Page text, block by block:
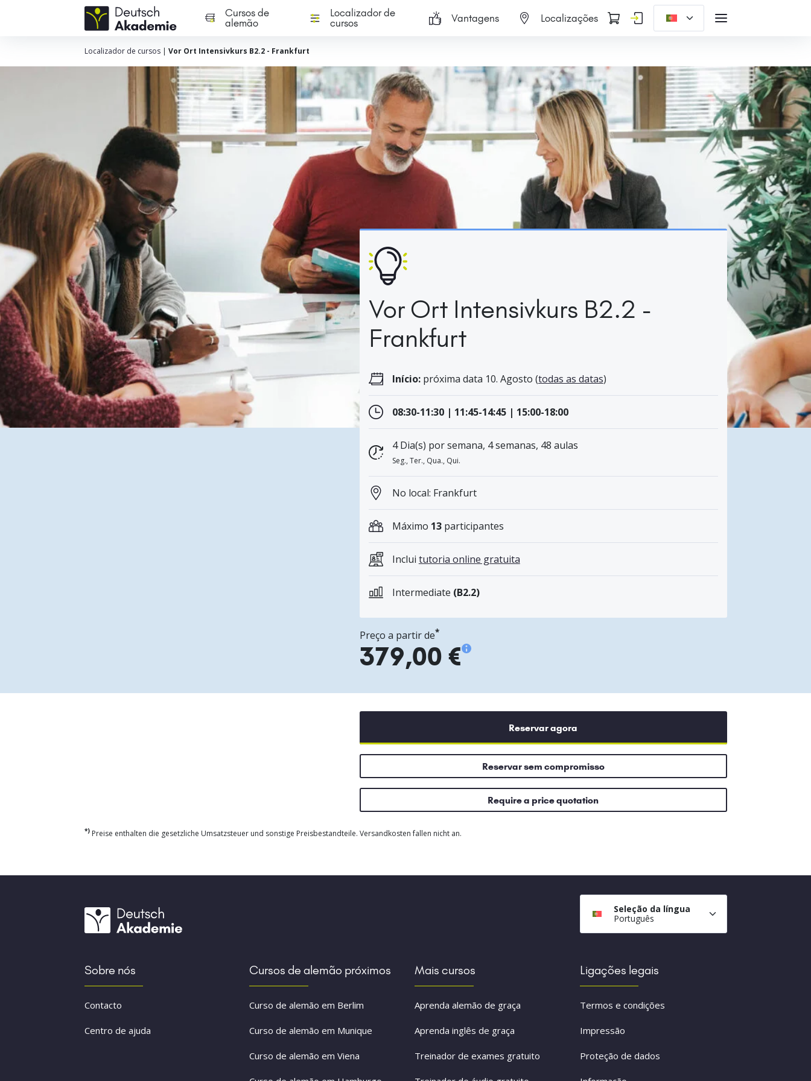
Cursos de
alemão
Localizador de
cursos
Vantagens Localizações
Localizador de cursos| Vor Ort Intensivkurs B2.2 - Frankfurt
Vor Ort Intensivkurs B2.2 -
Frankfurt
Início:próxima data 10. Agosto (todas as datas)
08:30-11:30 | 11:45-14:45 | 15:00-18:00
4 Dia(s) por semana, 4 semanas, 48 aulas
Seg., Ter., Qua., Qui.
No local: Frankfurt
Máximo 13participantes
Inclui tutoria online gratuita
Intermediate (B2.2)
Preço a partir de*
379,00 €
Reservar agora
Reservar sem compromisso
Require a price quotation
*)Preise enthalten die gesetzliche Umsatzsteuer und sonstige Preisbestandteile. Versandkosten fallen nicht an.
Seleção da língua
Português
Sobre nós
Contacto
Centro de ajuda
Cursos de alemão próximos
Curso de alemão em Berlim
Curso de alemão em Munique
Curso de alemão em Viena
Mais cursos
Aprenda alemão de graça
Aprenda inglês de graça
Treinador de exames gratuito
Ligações legais
Termos e condições
Impressão
Proteção de dados